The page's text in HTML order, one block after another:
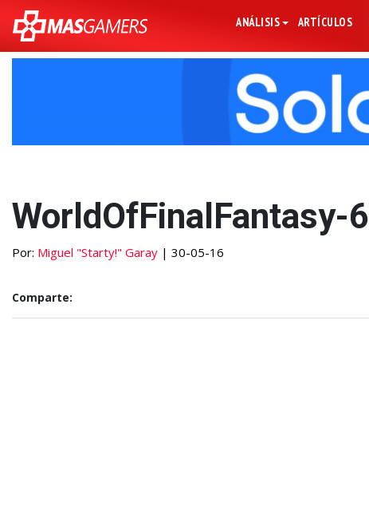
ANÁLISIS ARTÍCULOS
WorldOfFinalFantasy-6
Por: Miguel "Starty!" Garay | 30-05-16
Comparte: